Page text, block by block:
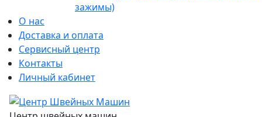
зажимы)
О нас
Доставка и оплата
Сервисный центр
Контакты
Личный кабинет